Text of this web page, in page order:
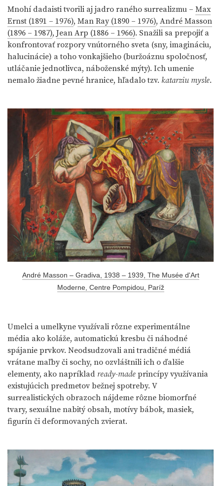
Mnohí dadaisti tvorili aj jadro raného surrealizmu – Max
Ernst (1891 – 1976), Man Ray (1890 – 1976), André Masson
(1896 – 1987), Jean Arp (1886 – 1966). Snažili sa prepojiť a
konfrontovať rozpory vnútorného sveta (sny, imagináciu,
halucinácie) a toho vonkajšieho (buržoáznu spoločnosť,
utláčanie jednotlivca, náboženské mýty). Ich umenie
nemalo žiadne pevné hranice, hľadalo tzv. katarziu mysle.
André Masson – Gradiva, 1938 – 1939, The Musée d'Art
Moderne, Centre Pompidou, Paríž
Umelci a umelkyne využívali rôzne experimentálne
média ako koláže, automatickú kresbu či náhodné
spájanie prvkov. Neodsudzovali ani tradičné médiá
vrátane maľby či sochy, no ozvláštnili ich o ďalšie
elementy, ako napríklad ready-made princípy využívania
existujúcich predmetov bežnej spotreby. V
surrealistických obrazoch nájdeme rôzne biomorfné
tvary, sexuálne nabitý obsah, motívy bábok, masiek,
figurín či deformovaných zvierat.